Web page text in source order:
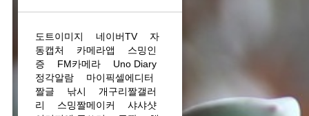
도트이미지 네이버TV
자
동캡처
카메라앱
스밍인
증
FM카메라
Uno Diary
정각알람
마이픽셀에디터
짤글
낚시
개구리짤갤러
리
스밍짤메이커
샤샤샷